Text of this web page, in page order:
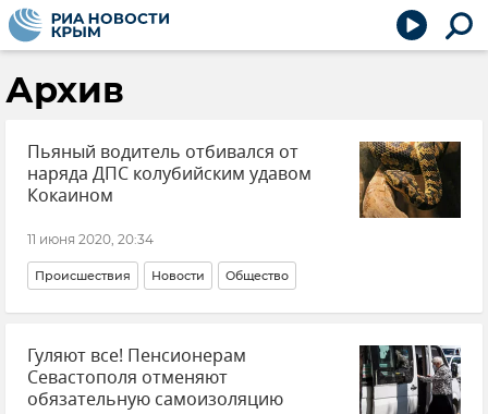
Архив
Пьяный водитель отбивался от
наряда ДПС колубийским удавом
Кокаином
11 июня 2020, 20:34
Происшествия Новости Общество
Гуляют все! Пенсионерам
Севастополя отменяют
обязательную самоизоляцию